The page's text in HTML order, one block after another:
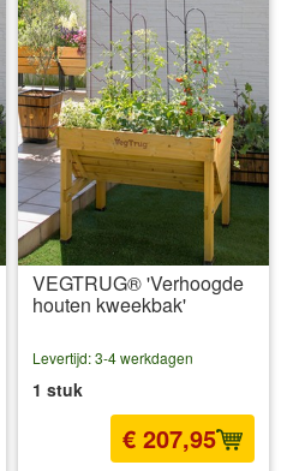
VEGTRUG® 'Verhoogde
houten kweekbak'
Levertijd: 3-4 werkdagen
1 stuk
€ 207,95